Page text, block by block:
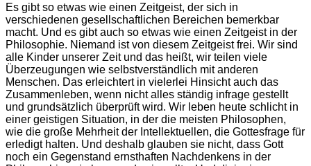
Es gibt so etwas wie einen Zeitgeist, der sich in
verschiedenen gesellschaftlichen Bereichen bemerkbar
macht. Und es gibt auch so etwas wie einen Zeitgeist in der
Philosophie. Niemand ist von diesem Zeitgeist frei. Wir sind
alle Kinder unserer Zeit und das heißt, wir teilen viele
Überzeugungen wie selbstverständlich mit anderen
Menschen. Das erleichtert in vielerlei Hinsicht auch das
Zusammenleben, wenn nicht alles ständig infrage gestellt
und grundsätzlich überprüft wird. Wir leben heute schlicht in
einer geistigen Situation, in der die meisten Philosophen,
wie die große Mehrheit der Intellektuellen, die Gottesfrage für
erledigt halten. Und deshalb glauben sie nicht, dass Gott
noch ein Gegenstand ernsthaften Nachdenkens in der